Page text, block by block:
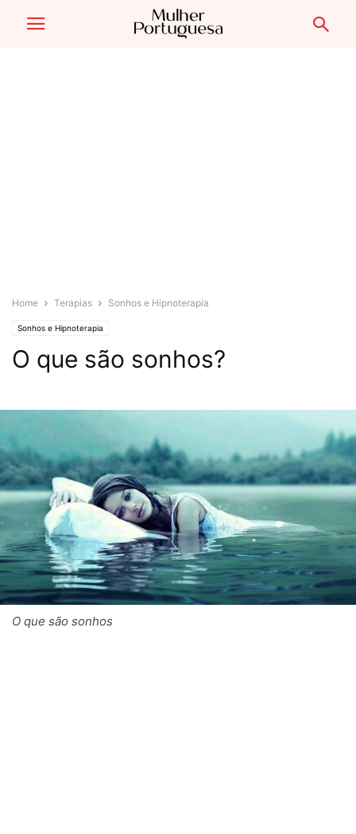
Home Terapias Sonhos e Hipnoterapia
Sonhos e Hipnoterapia
O que são sonhos?
O que são sonhos